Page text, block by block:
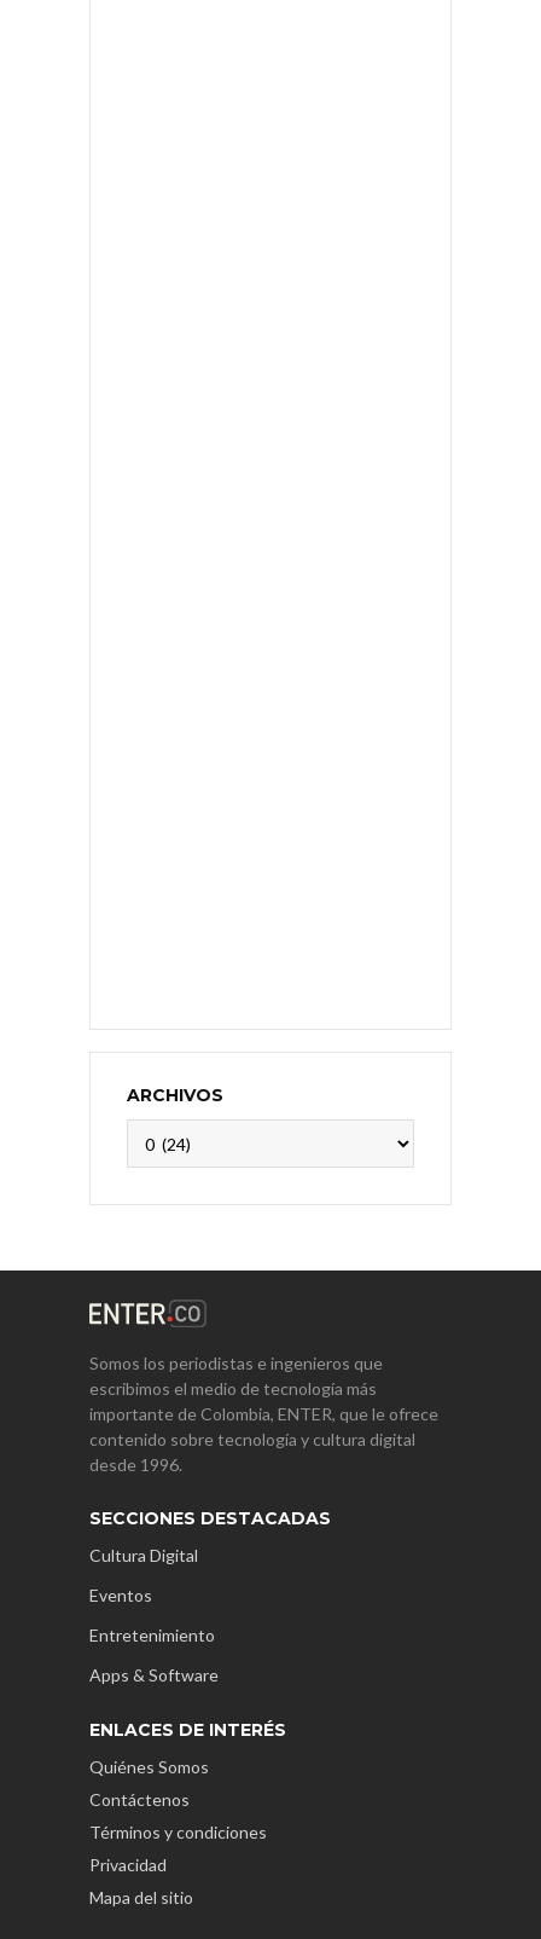
ARCHIVOS
Somos los periodistas e ingenieros que
escribimos el medio de tecnología más
importante de Colombia, ENTER, que le ofrece
contenido sobre tecnología y cultura digital
desde 1996.
SECCIONES DESTACADAS
Cultura Digital
Eventos
Entretenimiento
Apps & Software
ENLACES DE INTERÉS
Quiénes Somos
Contáctenos
Términos y condiciones
Privacidad
Mapa del sitio